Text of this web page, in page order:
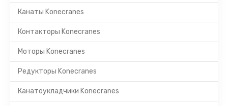
Канаты Konecranes
Контакторы Konecranes
Моторы Konecranes
Редукторы Konecranes
Канатоукладчики Konecranes